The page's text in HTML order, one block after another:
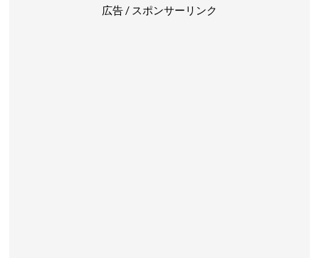
広告 / スポンサーリンク